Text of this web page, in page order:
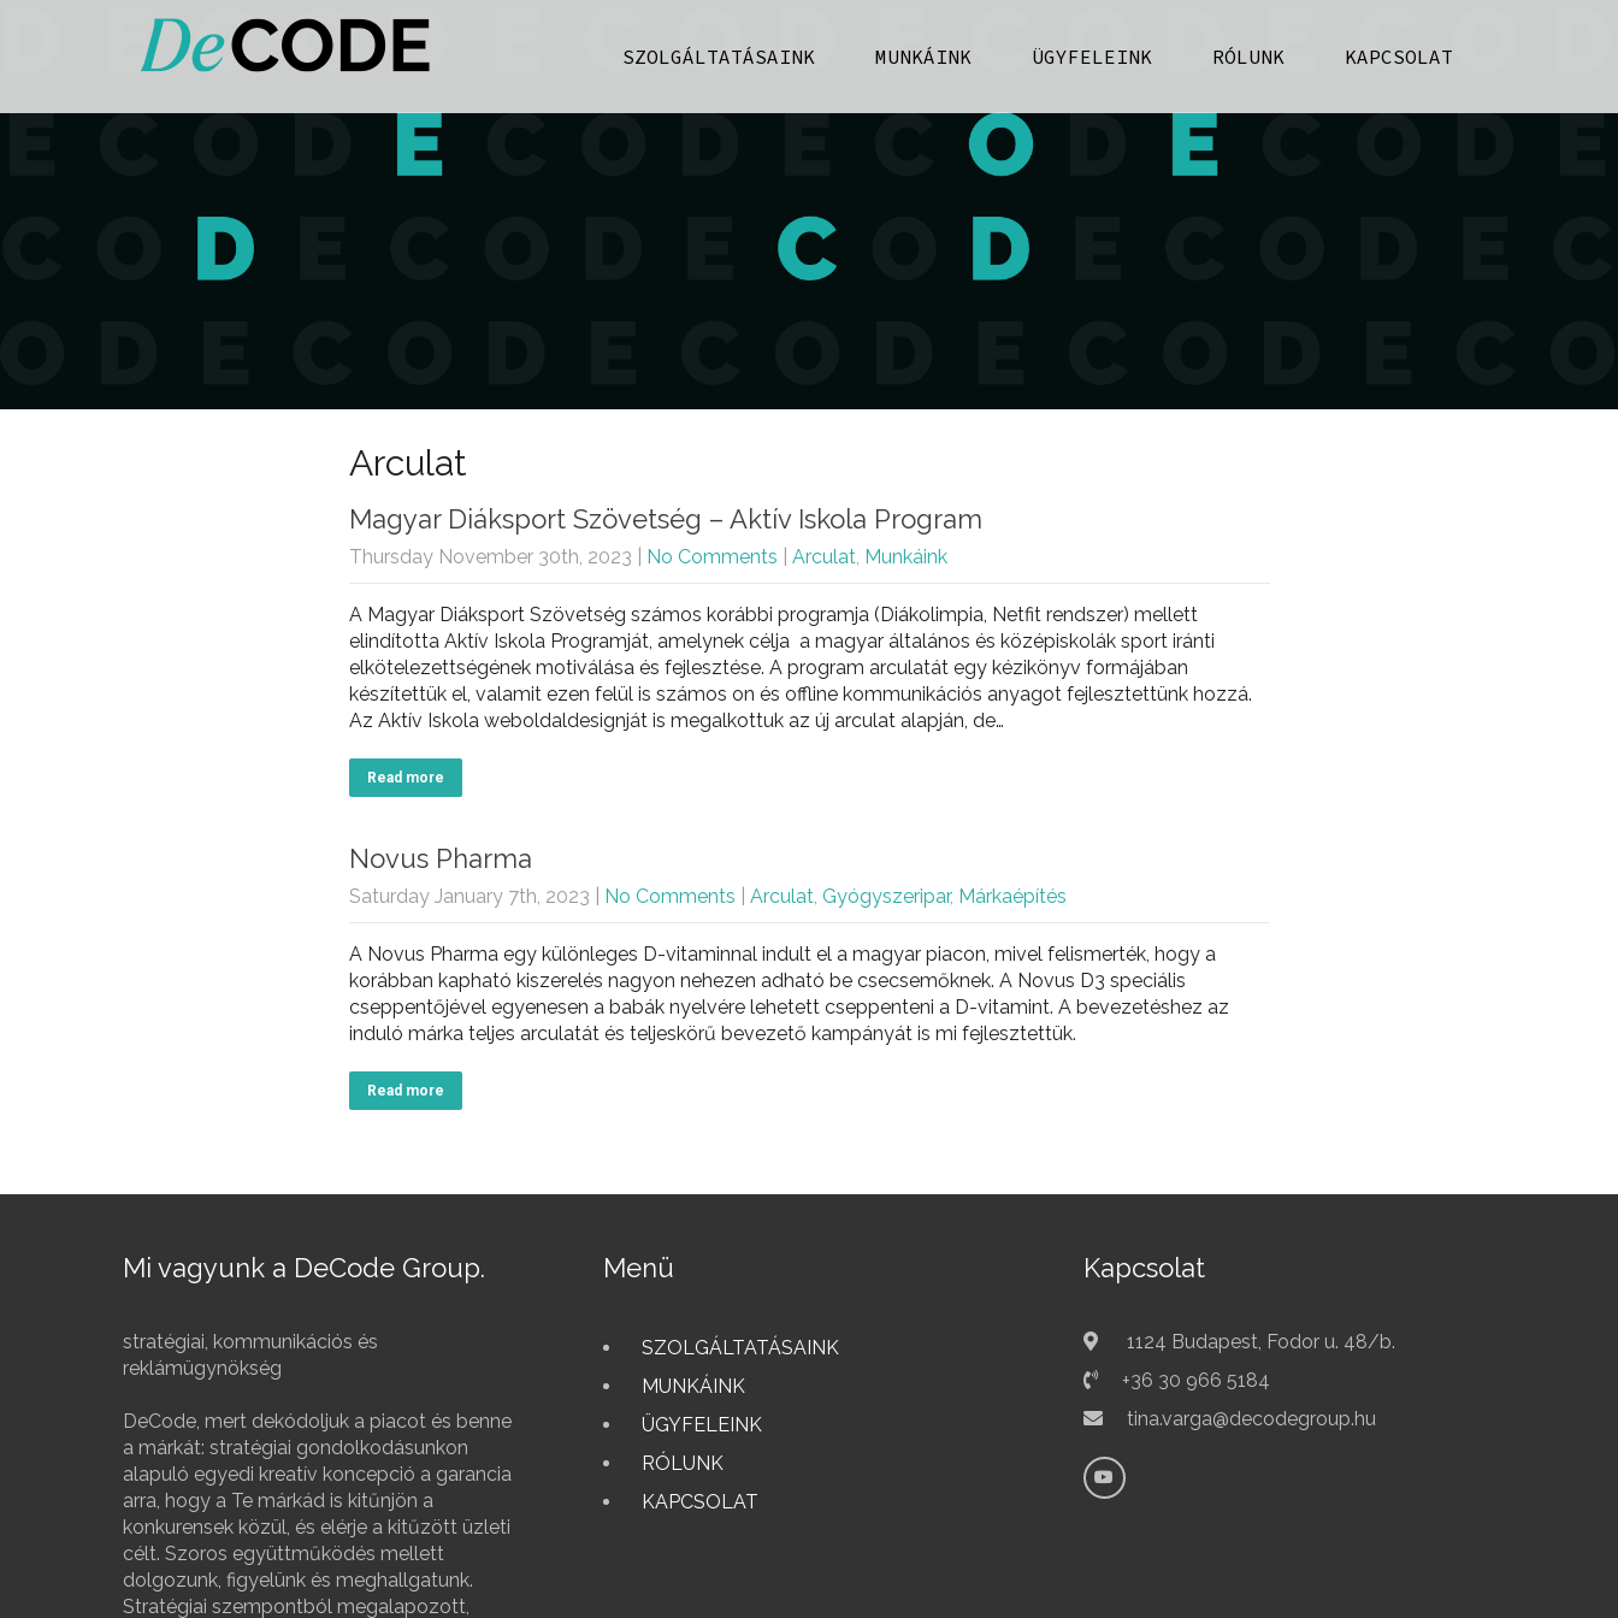
SZOLGÁLTATÁSAINK MUNKÁINK ÜGYFELEINK RÓLUNK KAPCSOLAT
Arculat
Magyar Diáksport Szövetség – Aktív Iskola Program
Thursday November 30th, 2023 No Comments Arculat, Munkáink
A Magyar Diáksport Szövetség számos korábbi programja (Diákolimpia, Netfit rendszer) mellett
elindította Aktív Iskola Programját, amelynek célja a magyar általános és középiskolák sport iránti
elkötelezettségének motiválása és fejlesztése. A program arculatát egy kézikönyv formájában
készítettük el, valamit ezen felül is számos on és offline kommunikációs anyagot fejlesztettünk hozzá.
Az Aktív Iskola weboldaldesignját is megalkottuk az új arculat alapján, de…
Read more
Novus Pharma
Saturday January 7th, 2023 No Comments Arculat, Gyógyszeripar, Márkaépítés
A Novus Pharma egy különleges D-vitaminnal indult el a magyar piacon, mivel felismerték, hogy a
korábban kapható kiszerelés nagyon nehezen adható be csecsemőknek. A Novus D3 speciális
cseppentőjével egyenesen a babák nyelvére lehetett cseppenteni a D-vitamint. A bevezetéshez az
induló márka teljes arculatát és teljeskörű bevezető kampányát is mi fejlesztettük.
Read more
Mi vagyunk a DeCode Group.
stratégiai, kommunikációs és
reklámügynökség
DeCode, mert dekódoljuk a piacot és benne
a márkát: stratégiai gondolkodásunkon
alapuló egyedi kreatív koncepció a garancia
arra, hogy a Te márkád is kitűnjön a
konkurensek közül, és elérje a kitűzött üzleti
célt. Szoros együttműködés mellett
dolgozunk, figyelünk és meghallgatunk.
Stratégiai szempontból megalapozott,
Menü
SZOLGÁLTATÁSAINK
MUNKÁINK
ÜGYFELEINK
RÓLUNK
KAPCSOLAT
Kapcsolat
1124 Budapest, Fodor u. 48/b.
+36 30 966 5184
tina.varga@decodegroup.hu